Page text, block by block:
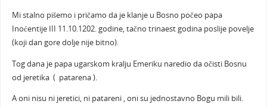
Mi stalno pišemo i pričamo da je klanje u Bosno počeo papa
Inoćentije III 11.10.1202. godine, tačno trinaest godina poslije povelje
(koji dan gore dolje nije bitno).
Tog dana je papa ugarskom kralju Emeriku naredio da očisti Bosnu
od jeretika ( patarena ).
A oni nisu ni jeretici, ni patareni , oni su jednostavno Bogu mili bili.